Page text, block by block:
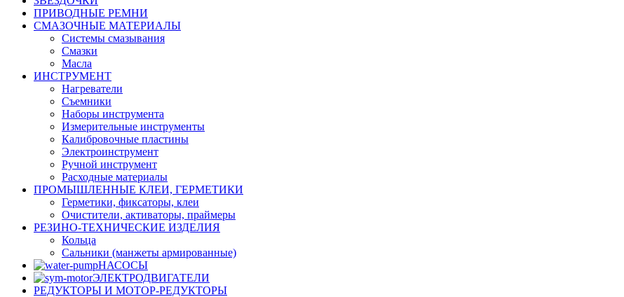
ПРИВОДНЫЕ РЕМНИ
СМАЗОЧНЫЕ МАТЕРИАЛЫ
Системы смазывания
Смазки
Масла
ИНСТРУМЕНТ
Нагреватели
Съемники
Наборы инструмента
Измерительные инструменты
Калибровочные пластины
Электроинструмент
Ручной инструмент
Расходные материалы
ПРОМЫШЛЕННЫЕ КЛЕИ, ГЕРМЕТИКИ
Герметики, фиксаторы, клеи
Очистители, активаторы, праймеры
РЕЗИНО-ТЕХНИЧЕСКИЕ ИЗДЕЛИЯ
Кольца
Сальники (манжеты армированные)
НАСОСЫ
ЭЛЕКТРОДВИГАТЕЛИ
РЕДУКТОРЫ И МОТОР-РЕДУКТОРЫ